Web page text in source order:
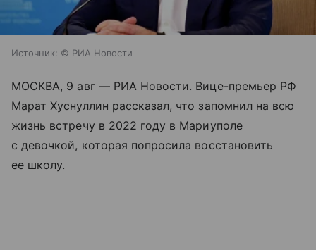
Источник: © РИА Новости
МОСКВА, 9 авг — РИА Новости. Вице-премьер РФ
Марат Хуснуллин рассказал, что запомнил на всю
жизнь встречу в 2022 году в Мариуполе
с девочкой, которая попросила восстановить
ее школу.